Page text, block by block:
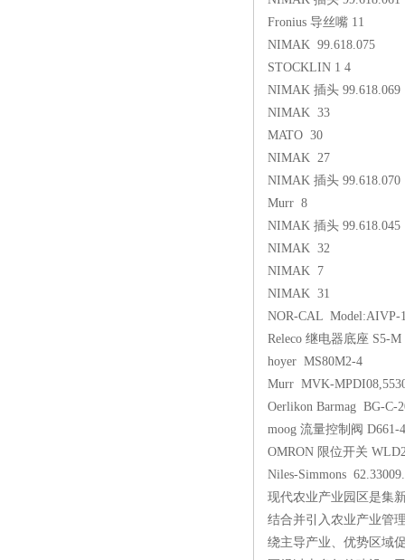
Fronius 导丝嘴 11
NIMAK 99.618.075
STOCKLIN 1 4
NIMAK 插头 99.618.069
NIMAK 33
MATO 30
NIMAK 27
NIMAK 插头 99.618.070
Murr 8
NIMAK 插头 99.618.045
NIMAK 32
NIMAK 7
NIMAK 31
NOR-CAL Model:AIVP-
Releco 继电器底座 S5-
hoyer MS80M2-4
Murr MVK-
Oerlikon Barmag BG-C-
moog 流量控制阀 D661-
OMRON 限位开关
Niles-Simmons
现代农业产业园区是集
结合并引入农业产业管
绕主导产业、优势区域